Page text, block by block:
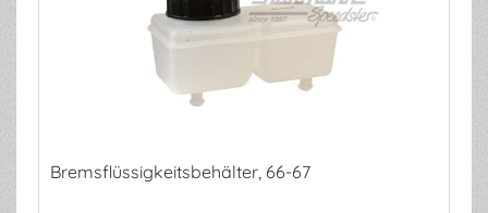
Bremsflüssigkeitsbehälter, 66-67